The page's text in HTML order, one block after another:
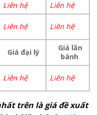
Liên hệ
Liên hệ
Liên hệ Liên hệ
Giá đại lý
Giá lăn
bánh
Liên hệ Liên hệ
trên là giá đề xuất